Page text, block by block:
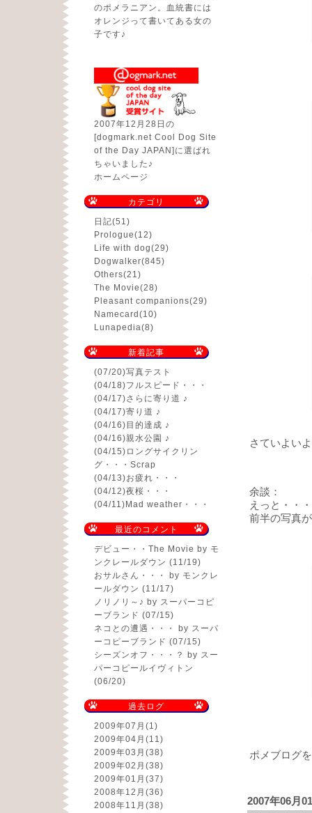
のポメラニアン。血統書には
オレンジって書いてある女の
子です♪
2007年12月28日の
[dogmark.net Cool Dog Site
of the Day JAPAN]に選ばれ
ちゃいました♪
ホームページ
カテゴリ
日記(51)
Prologue(12)
Life with dog(29)
Dogwalker(845)
Others(21)
The Movie(28)
Pleasant companions(29)
Namecard (10)
Lunapedia(8)
新着記事
(07/20)写真テスト
(04/18)フルスピード・・・
(04/17)さらに寄り道 ♪
(04/17)寄り道 ♪
(04/16) 目的達成 ♪
(04/16)親水公園 ♪
(04/15) ロングサイクリン
グ・・・Scrap
(04/13)お疲れ・・・
(04/12)夜桜・・・
(04/11) Mad weather・・・
最近のコメント
デビュー・・The Movie by モ
ンクレールダウン (11/19)
おサルさん・・・
by モンクレ
ールダウン (11/17)
ノリノリ～♪ by スーパーコピ
ーブランド (07/15)
ネコとの遭遇・・・
by スーパ
ーコピーブランド (07/15)
シーズンオフ・・・？
by スー
パーコピールイヴィトン
(06/20)
過去ログ
2009年07月 (1)
2009年04月 (11)
2009年03月 (38)
2009年02月 (38)
2009年01月 (37)
2008年12月 (36)
2008年11月 (38)
さていよい
余談：
えっと・・・
前半の写真
ポメブログ
2007年06月